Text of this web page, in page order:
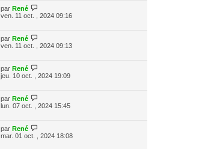
par René
ven. 11 oct. , 2024 09:16
par René
ven. 11 oct. , 2024 09:13
par René
jeu. 10 oct. , 2024 19:09
par René
lun. 07 oct. , 2024 15:45
par René
mar. 01 oct. , 2024 18:08